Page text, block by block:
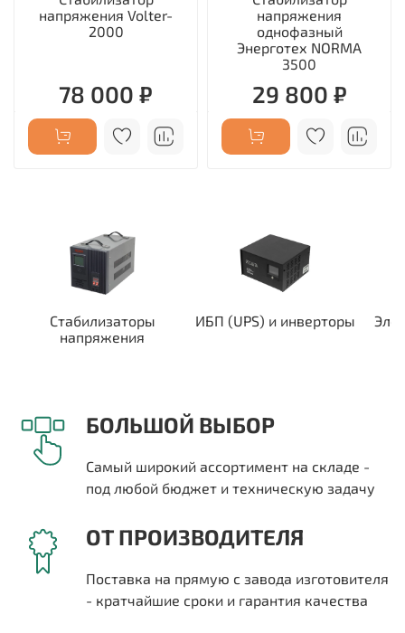
напряжения Volter-
2000
78 000 ₽
напряжения
однофазный
Энерготех NORMA
3500
29 800 ₽
Стабилизаторы
напряжения
ИБП (UPS) и инверторы
БОЛЬШОЙ ВЫБОР
Самый широкий ассортимент на складе -
под любой бюджет и техническую задачу
ОТ ПРОИЗВОДИТЕЛЯ
Поставка на прямую с завода изготовителя
- кратчайшие сроки и гарантия качества